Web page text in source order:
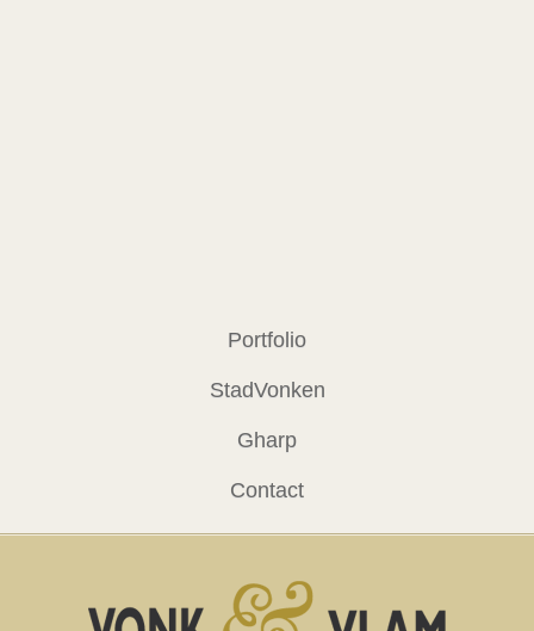
Portfolio
StadVonken
Gharp
Contact